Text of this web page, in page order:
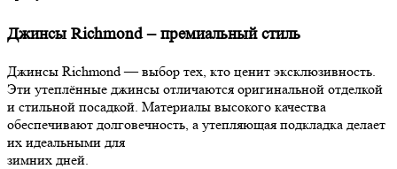
Джинсы Richmond – премиальный стиль
Джинсы Richmond — выбор тех, кто ценит эксклюзивность.
Эти утеплённые джинсы отличаются оригинальной отделкой
и стильной посадкой. Материалы высокого качества
обеспечивают долговечность, а утепляющая подкладка делает
их идеальными для
зимних дней.